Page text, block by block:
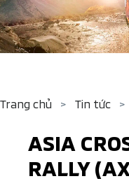
Trang chủ > Tin tức >
ASIA
RALLY